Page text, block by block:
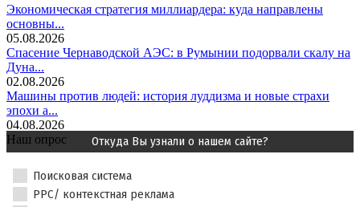
Экономическая стратегия миллиардера: куда направлены
основны...
05.08.2026
Спасение Чернаводской АЭС: в Румынии подорвали скалу на
Дуна...
02.08.2026
Машины против людей: история луддизма и новые страхи
эпохи а...
04.08.2026
Наш опрос
Откуда Вы узнали о нашем сайте?
Поисковая система
PPC/ контекстная реклама